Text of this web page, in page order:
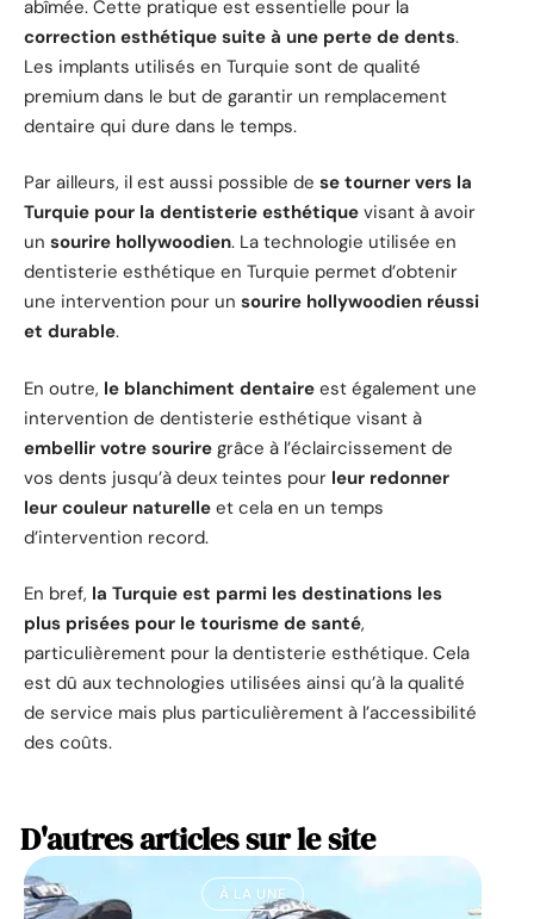
abîmée. Cette pratique est essentielle pour la
correction esthétique suite à une perte de dents.
Les implants utilisés en Turquie sont de qualité
premium dans le but de garantir un remplacement
dentaire qui dure dans le temps.
Par ailleurs, il est aussi possible de se tourner vers la
Turquie pour la dentisterie esthétique visant à avoir
un sourire hollywoodien. La technologie utilisée en
dentisterie esthétique en Turquie permet d’obtenir
une intervention pour un sourire hollywoodien réussi
et durable.
En outre, le blanchiment dentaire est également une
intervention de dentisterie esthétique visant à
embellir votre sourire grâce à l’éclaircissement de
vos dents jusqu’à deux teintes pour leur redonner
leur couleur naturelle et cela en un temps
d’intervention record.
En bref, la Turquie est parmi les destinations les
plus prisées pour le tourisme de santé,
particulièrement pour la dentisterie esthétique. Cela
est dû aux technologies utilisées ainsi qu’à la qualité
de service mais plus particulièrement à l’accessibilité
des coûts.
D'autres articles sur le site
À LA UNE